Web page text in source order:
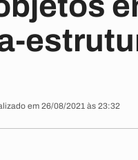
em 26/08/2021 às 23:32